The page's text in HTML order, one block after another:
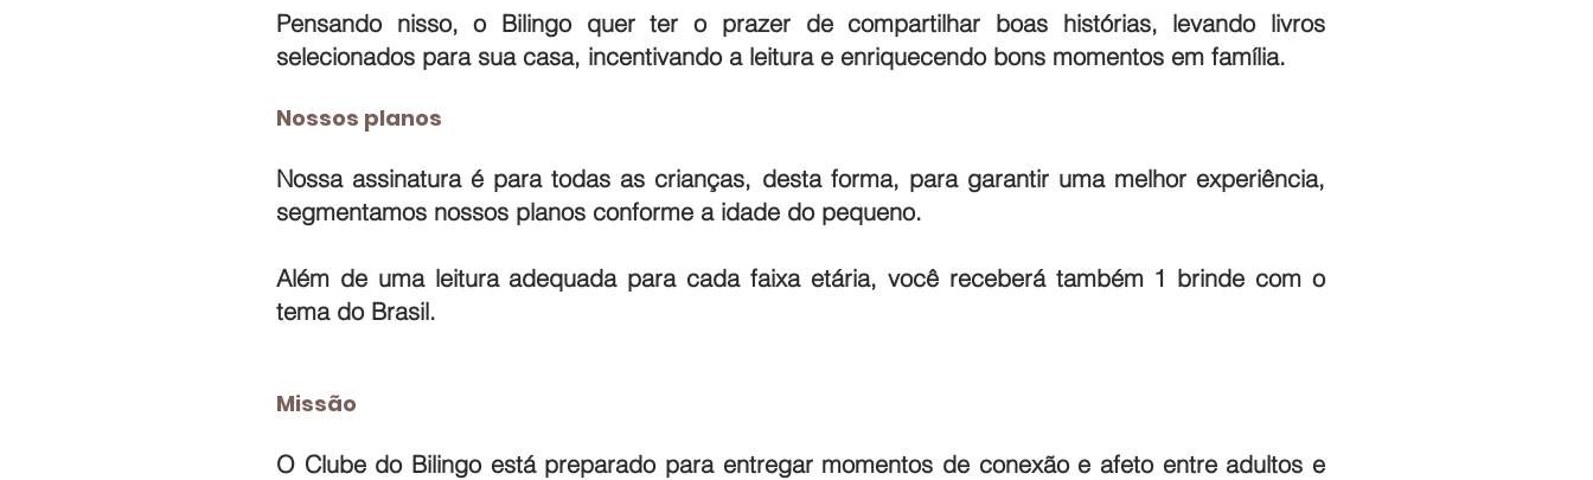
Pensando nisso, o Bilingo quer ter o prazer de compartilhar boas histórias, levando livros
selecionados para sua casa, incentivando a leitura e enriquecendo bons momentos em família.
Nossos planos
Nossa assinatura é para todas as crianças, desta forma, para garantir uma melhor experiência,
segmentamos nossos planos conforme a idade do pequeno.
Além de uma leitura adequada para cada faixa etária, você receberá também 1 brinde com o
tema do Brasil.
Missão
O Clube do Bilingo está preparado para entregar momentos de conexão e afeto entre adultos e